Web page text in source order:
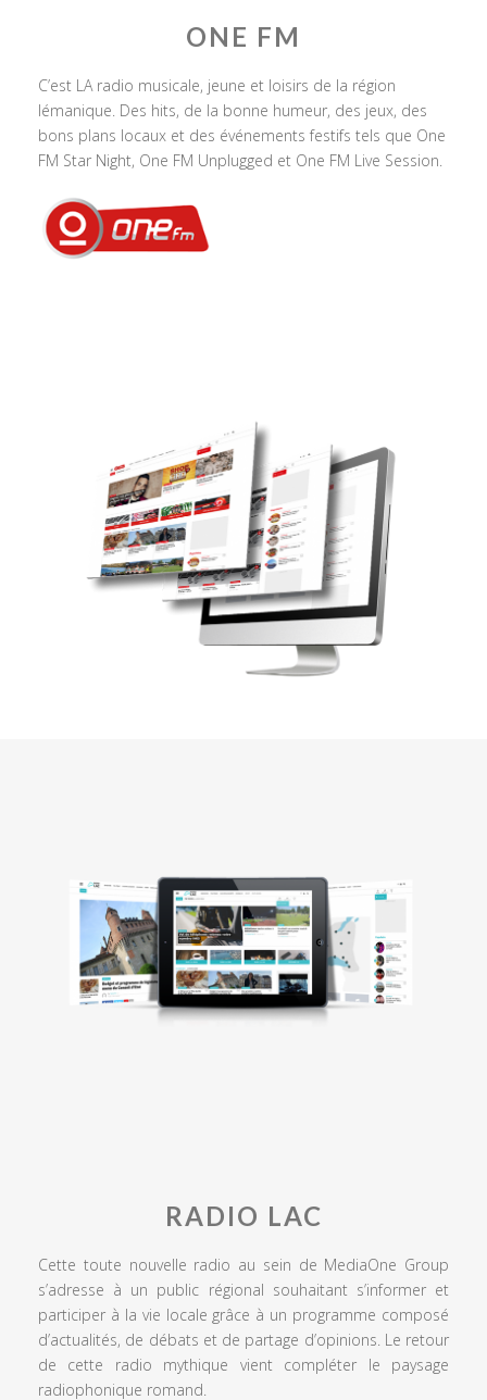
ONE FM
C’est LA radio musicale, jeune et loisirs de la région
lémanique. Des hits, de la bonne humeur, des jeux, des
bons plans locaux et des événements festifs tels que One
FM Star Night, One FM Unplugged et One FM Live Session.
RADIO LAC
Cette toute nouvelle radio au sein de MediaOne Group
s’adresse à un public régional souhaitant s’informer et
participer à la vie locale grâce à un programme composé
d’actualités, de débats et de partage d’opinions. Le retour
de cette radio mythique vient compléter le paysage
radiophonique romand.